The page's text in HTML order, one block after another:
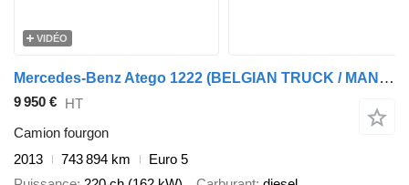
VIDÉO
Mercedes-Benz Atego 1222 (BELGIAN TRUCK / MANUAL GEARBOX / EURO 5 / LIFT / HAY
9 950 € HT
Camion fourgon
2013
743 894 km
Euro 5